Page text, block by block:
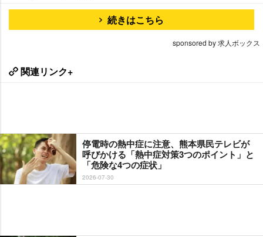
続きはこちら
sponsored by 求人ボックス
関連リンク+
停電時の熱中症に注意、熊本県民テレビが
呼びかける「熱中症対策3つのポイント」と
「危険な4つの症状」
2026-07-30